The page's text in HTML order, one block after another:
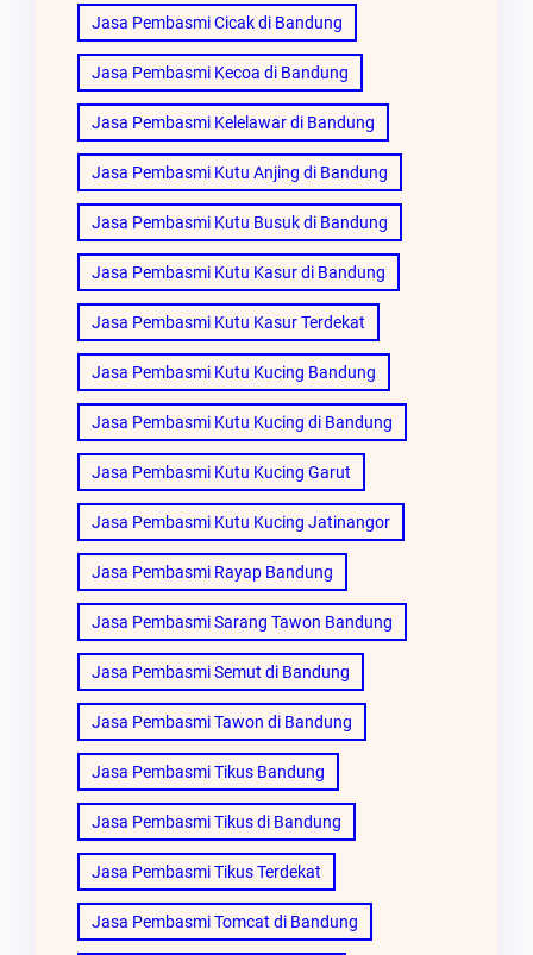
Jasa Pembasmi Cicak di Bandung
Jasa Pembasmi Kecoa di Bandung
Jasa Pembasmi Kelelawar di Bandung
Jasa Pembasmi Kutu Anjing di Bandung
Jasa Pembasmi Kutu Busuk di Bandung
Jasa Pembasmi Kutu Kasur di Bandung
Jasa Pembasmi Kutu Kasur Terdekat
Jasa Pembasmi Kutu Kucing Bandung
Jasa Pembasmi Kutu Kucing di Bandung
Jasa Pembasmi Kutu Kucing Garut
Jasa Pembasmi Kutu Kucing Jatinangor
Jasa Pembasmi Rayap Bandung
Jasa Pembasmi Sarang Tawon Bandung
Jasa Pembasmi Semut di Bandung
Jasa Pembasmi Tawon di Bandung
Jasa Pembasmi Tikus Bandung
Jasa Pembasmi Tikus di Bandung
Jasa Pembasmi Tikus Terdekat
Jasa Pembasmi Tomcat di Bandung